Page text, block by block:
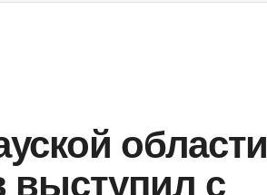
области
выступил с